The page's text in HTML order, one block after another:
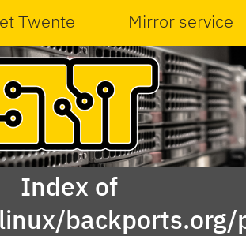
Twente Mirror service
Index of